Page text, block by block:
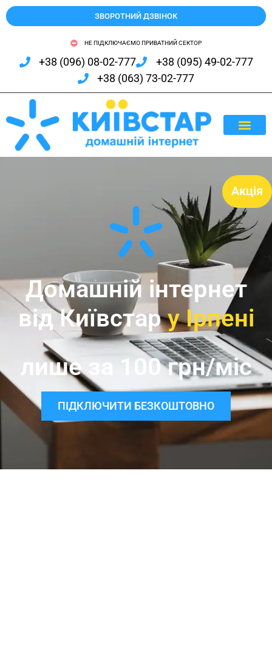
ЗВОРОТНИЙ ДЗВІНОК
НЕ ПІДКЛЮЧАЄМО ПРИВАТНИЙ СЕКТОР
+38 (096) 08-02-777
+38 (095) 49-02-777
+38 (063) 73-02-777
Акція
Домашній інтернет
від Київстар у Ірпені
лише за 100 грн/міс
ПІДКЛЮЧИТИ БЕЗКОШТОВНО